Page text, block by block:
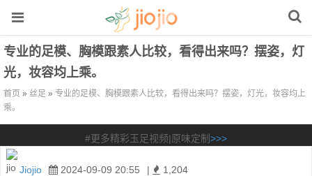
专业的足模、胸模跟素人比较，看得出来吗？摆姿，灯
光，妆容均上乘。
首页 » 丝足 » 专业的足模、胸模跟素人比较，看得出来吗？摆姿，灯光，妆容均上
乘。
#更多精彩玉足视频|原味定制>>>
Jiojio 2024-09-09 20:55 | 1,204